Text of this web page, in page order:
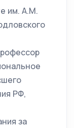
им. А.М.
РФ,
за